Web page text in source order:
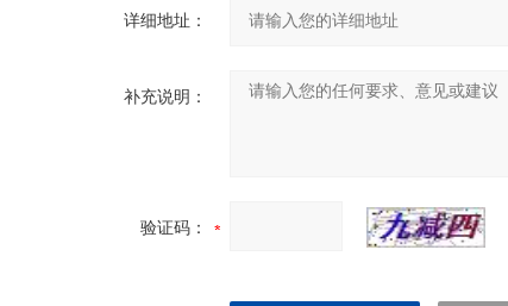
详细地址：
补充说明：
验证码：